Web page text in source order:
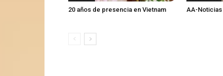
20 años de presencia en Vietnam AA-Noticias